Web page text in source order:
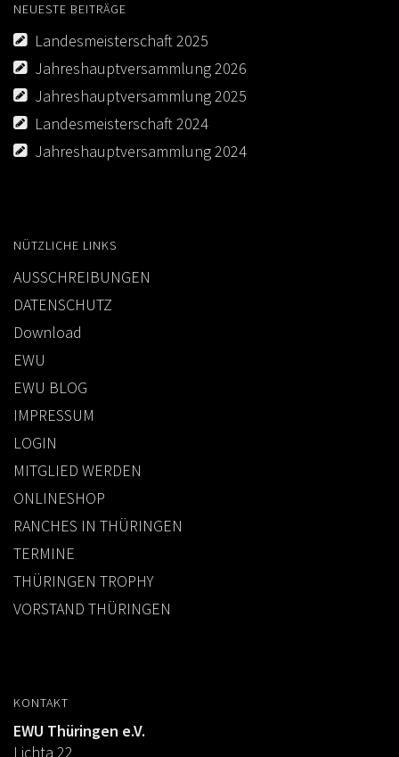
NEUESTE BEITRÄGE
Landesmeisterschaft 2025
Jahreshauptversammlung 2026
Jahreshauptversammlung 2025
Landesmeisterschaft 2024
Jahreshauptversammlung 2024
NÜTZLICHE LINKS
AUSSCHREIBUNGEN
DATENSCHUTZ
Download
EWU
EWU BLOG
IMPRESSUM
LOGIN
MITGLIED WERDEN
ONLINESHOP
RANCHES IN THÜRINGEN
TERMINE
THÜRINGEN TROPHY
VORSTAND THÜRINGEN
KONTAKT
EWU Thüringen e.V.
Lichta 22